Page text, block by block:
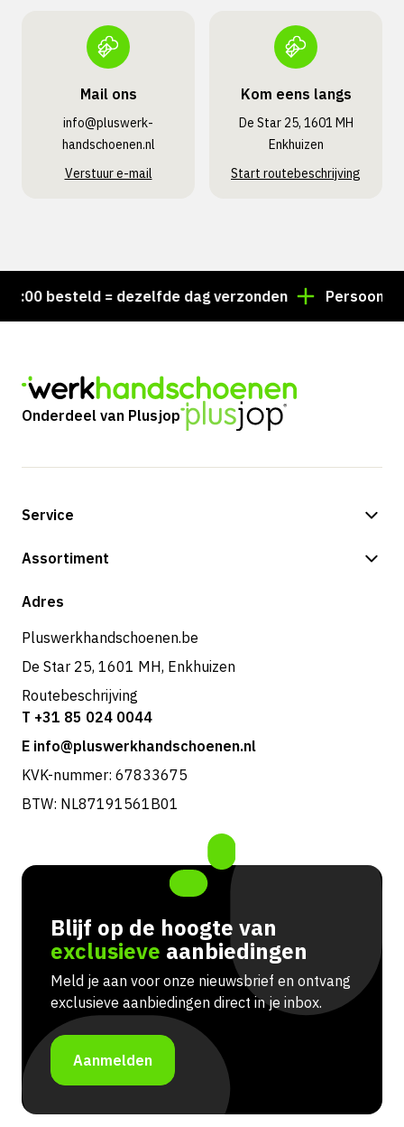
Mail ons
info@pluswerk­
handschoenen.nl
Verstuur e-mail
Kom eens langs
De Star 25, 1601 MH
Enkhuizen
Start routebeschrijving
besteld = dezelfde dag verzonden Persoonlijk
Onderdeel van Plusjop
Service
Betalingsmogelijkheden
Retouren & service
Assortiment
Shop
Adres
Pluswerkhandschoenen.be
De Star 25, 1601 MH, Enkhuizen
Routebeschrijving
T +31 85 024 0044
E info@pluswerkhandschoenen.nl
KVK-nummer: 67833675
BTW: NL87191561B01
Blijf op de hoogte van
exclusieve aanbiedingen
Meld je aan voor onze nieuwsbrief en ontvang
exclusieve aanbiedingen direct in je inbox.
Aanmelden